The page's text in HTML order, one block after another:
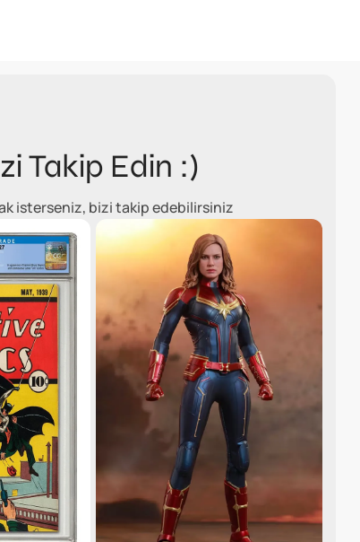
Takip Edin :)
isterseniz, bizi takip edebilirsiniz